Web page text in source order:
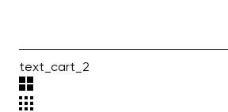
text_cart_2